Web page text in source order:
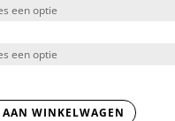
WINKELWAGEN